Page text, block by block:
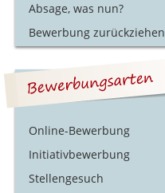
Absage, was nun?
Bewerbung zurückziehen
Online-Bewerbung
Initiativbewerbung
Stellengesuch